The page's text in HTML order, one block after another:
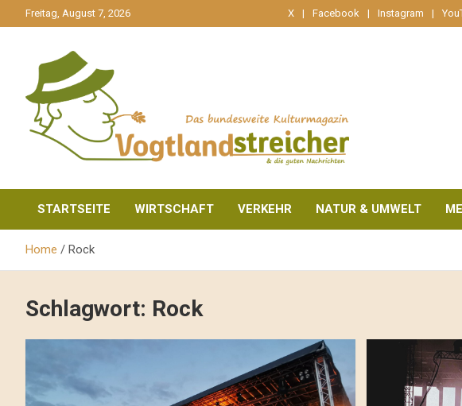
zum
Freitag, August 7, 2026 X Facebook Instagram
Vogtlandstreicher
STARTSEITE WIRTSCHAFT VERKEHR NATUR & UMWELT
Home Rock
Schlagwort: Rock